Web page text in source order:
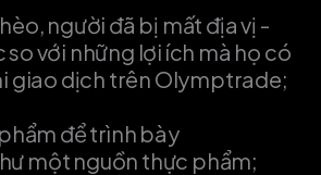
người đã bị mất địa vị -
với những lợi ích mà họ có
giao dịch trên Olymptrade;
để trình bày
một nguồn thực phẩm;